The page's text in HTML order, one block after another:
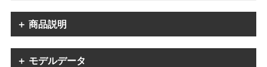
＋ 商品説明
＋ モデルデータ